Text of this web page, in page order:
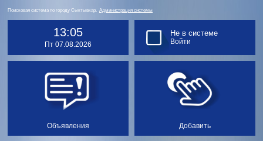
Поисковая система по городу Сыктывкар. Администрация системы
13:05
Пт 07.08.2026
Объявления Добавить
Не в системе
Войти